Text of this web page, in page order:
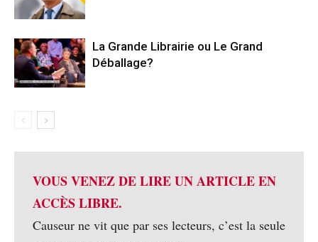
La Grande Librairie ou Le Grand
Déballage?
VOUS VENEZ DE LIRE UN ARTICLE EN
ACCÈS LIBRE.
Causeur ne vit que par ses lecteurs, c’est la seule